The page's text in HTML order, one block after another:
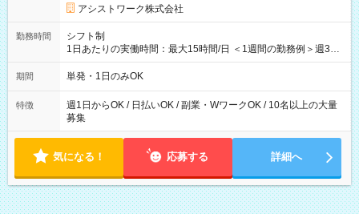
アシストワーク株式会社
勤務時間
シフト制
1日あたりの実働時間：最大15時間/日 ＜1週間の勤務例＞週3回
勤務 勤務：月・水・金 休み：火・木・土・日 好きな時にお仕事
可能です！ ※1日あたりの最大実働時間は日勤、夜勤共に勤務し
期間 単発・1日のみOK
特徴
週1日からOK / 日払いOK / 副業・WワークOK / 10名以上の大量
募集
気になる！ 応募する 詳細へ